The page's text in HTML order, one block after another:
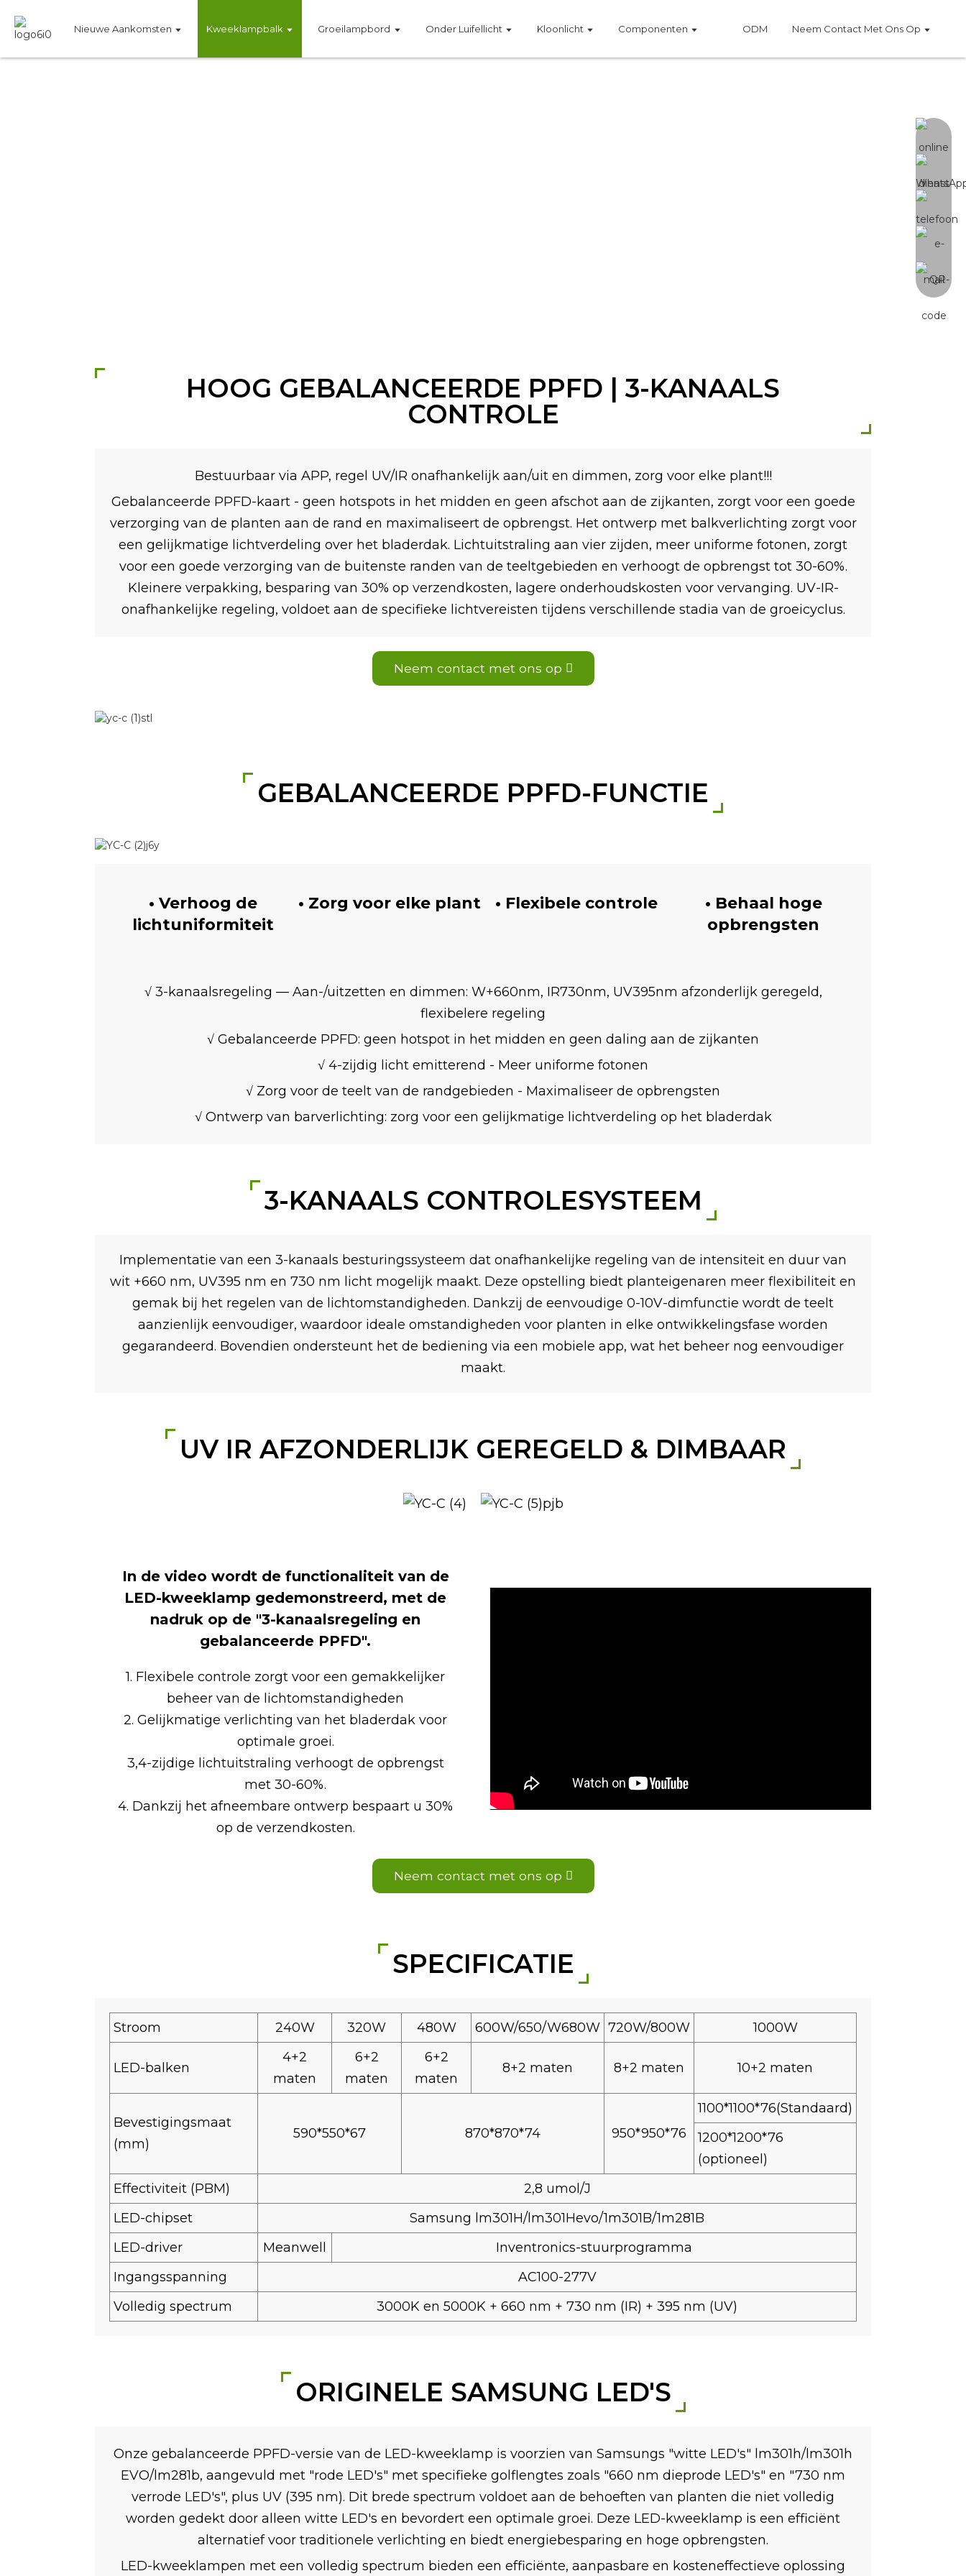
Nieuwe Aankomsten Kweeklampbalk Groeilampbord Onder Luifellicht Kloonlicht Componenten ODM Neem Contact Met Ons Op
HOOG GEBALANCEERDE PPFD | 3-KANAALS
CONTROLE
Bestuurbaar via APP, regel UV/IR onafhankelijk aan/uit en dimmen, zorg voor elke plant!!!
Gebalanceerde PPFD-kaart - geen hotspots in het midden en geen afschot aan de zijkanten, zorgt voor een goede
verzorging van de planten aan de rand en maximaliseert de opbrengst. Het ontwerp met balkverlichting zorgt voor
een gelijkmatige lichtverdeling over het bladerdak. Lichtuitstraling aan vier zijden, meer uniforme fotonen, zorgt
voor een goede verzorging van de buitenste randen van de teeltgebieden en verhoogt de opbrengst tot 30-60%.
Kleinere verpakking, besparing van 30% op verzendkosten, lagere onderhoudskosten voor vervanging. UV-IR-
onafhankelijke regeling, voldoet aan de specifieke lichtvereisten tijdens verschillende stadia van de groeicyclus.
Neem contact met ons op
GEBALANCEERDE PPFD-FUNCTIE
• Verhoog de
lichtuniformiteit
• Zorg voor elke plant • Flexibele controle
• Behaal hoge
opbrengsten
√ 3-kanaalsregeling — Aan-/uitzetten en dimmen: W+660nm, IR730nm, UV395nm afzonderlijk geregeld,
flexibelere regeling
√ Gebalanceerde PPFD: geen hotspot in het midden en geen daling aan de zijkanten
√ 4-zijdig licht emitterend - Meer uniforme fotonen
√ Zorg voor de teelt van de randgebieden - Maximaliseer de opbrengsten
√ Ontwerp van barverlichting: zorg voor een gelijkmatige lichtverdeling op het bladerdak
3-KANAALS CONTROLESYSTEEM
Implementatie van een 3-kanaals besturingssysteem dat onafhankelijke regeling van de intensiteit en duur van
wit +660 nm, UV395 nm en 730 nm licht mogelijk maakt. Deze opstelling biedt planteigenaren meer flexibiliteit en
gemak bij het regelen van de lichtomstandigheden. Dankzij de eenvoudige 0-10V-dimfunctie wordt de teelt
aanzienlijk eenvoudiger, waardoor ideale omstandigheden voor planten in elke ontwikkelingsfase worden
gegarandeerd. Bovendien ondersteunt het de bediening via een mobiele app, wat het beheer nog eenvoudiger
maakt.
UV IR AFZONDERLIJK GEREGELD & DIMBAAR
In de video wordt de functionaliteit van de
LED-kweeklamp gedemonstreerd, met de
nadruk op de "3-kanaalsregeling en
gebalanceerde PPFD".
1. Flexibele controle zorgt voor een gemakkelijker
beheer van de lichtomstandigheden
2. Gelijkmatige verlichting van het bladerdak voor
optimale groei.
3,4-zijdige lichtuitstraling verhoogt de opbrengst
met 30-60%.
4. Dankzij het afneembare ontwerp bespaart u 30%
op de verzendkosten.
Neem contact met ons op
SPECIFICATIE
Stroom 240W 320W 480W 600W/650/W680W 720W/800W 1000W
LED-balken
4+2
maten
6+2
maten
6+2
maten
8+2 maten 8+2 maten 10+2 maten
Bevestigingsmaat
(mm)
590*550*67 870*870*74 950*950*76
1100*1100*76(Standaard)
1200*1200*76
(optioneel)
Effectiviteit (PBM)
2,8 umol/J
LED-chipset
Samsung lm301H/lm301Hevo/1m301B/1m281B
LED-driver
Meanwell
Inventronics-stuurprogramma
Ingangsspanning
AC100-277V
Volledig spectrum
3000K en 5000K + 660 nm + 730 nm (IR) + 395 nm (UV)
ORIGINELE SAMSUNG LED'S
Onze gebalanceerde PPFD-versie van de LED-kweeklamp is voorzien van Samsungs "witte LED's" lm301h/lm301h
EVO/lm281b, aangevuld met "rode LED's" met specifieke golflengtes zoals "660 nm dieprode LED's" en "730 nm
verrode LED's", plus UV (395 nm). Dit brede spectrum voldoet aan de behoeften van planten die niet volledig
worden gedekt door alleen witte LED's en bevordert een optimale groei. Deze LED-kweeklamp is een efficiënt
alternatief voor traditionele verlichting en biedt energiebesparing en hoge opbrengsten.
LED-kweeklampen met een volledig spectrum bieden een efficiënte, aanpasbare en kosteneffectieve oplossing